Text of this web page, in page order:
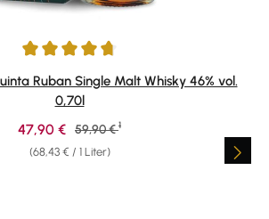
von 4.84 von 5 Sternen
Ruban Single Malt Whisky 46% vol.
0,70l
(68,43 € / 1 Liter)
Verkaufspreis:
47,90 € Regulärer Preis:
59,90 € 1